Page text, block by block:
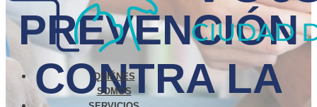
QUIÉNES
SOMOS
PREVENCIÓN
CONTRA LA